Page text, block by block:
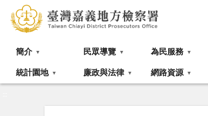
簡介 民眾導覽 為民服務
統計園地 廉政與法律 網路資源